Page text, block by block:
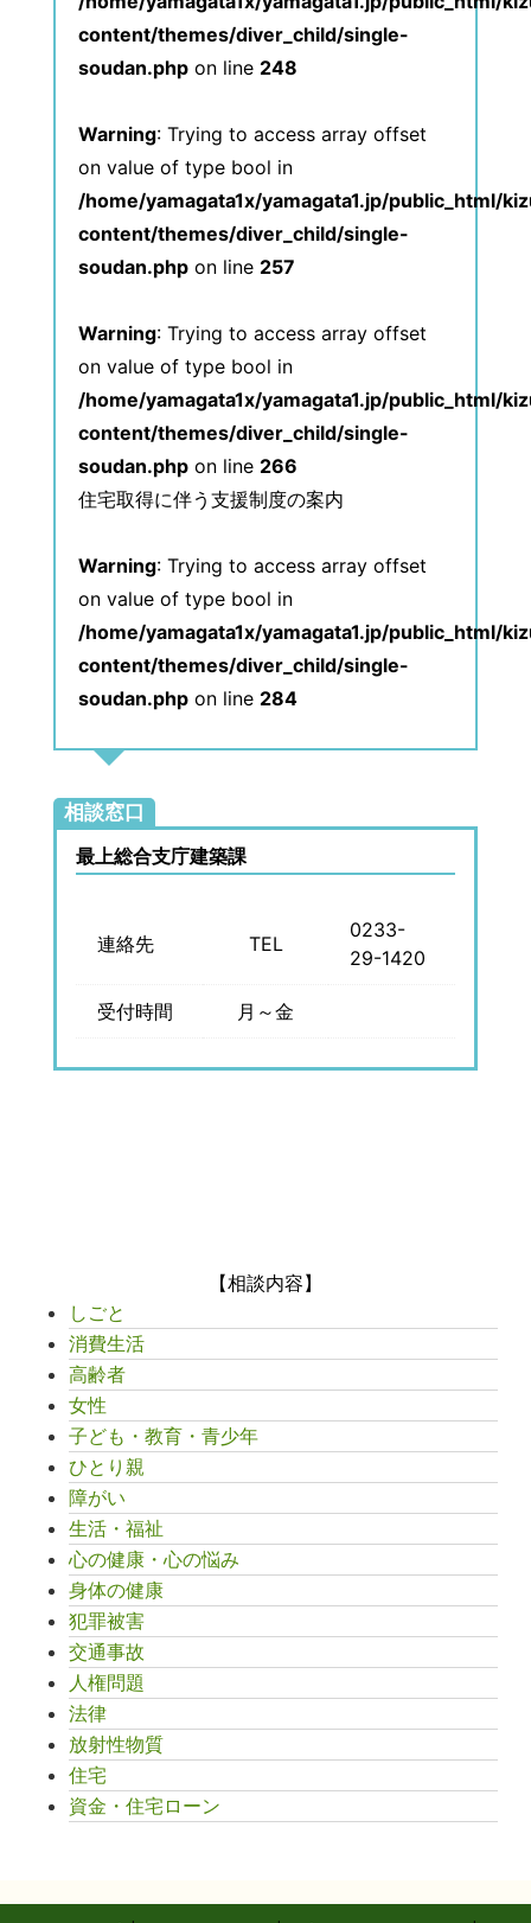
content/themes/diver_child/single-
soudan.php on line 248
Warning: Trying to access array offset
on value of type bool in
/home/yamagata1x/yamagata1.jp/public_html/
content/themes/diver_child/single-
soudan.php on line 257
Warning: Trying to access array offset
on value of type bool in
/home/yamagata1x/yamagata1.jp/public_html/
content/themes/diver_child/single-
soudan.php on line 266
住宅取得に伴う支援制度の案内
Warning: Trying to access array offset
on value of type bool in
/home/yamagata1x/yamagata1.jp/public_html/
content/themes/diver_child/single-
soudan.php on line 284
相談窓口
最上総合支庁建築課
連絡先 TEL
0233-
29-1420
受付時間 月～金
【相談内容】
しごと
消費生活
高齢者
女性
子ども・教育・青少年
ひとり親
障がい
生活・福祉
心の健康・心の悩み
身体の健康
犯罪被害
交通事故
人権問題
法律
放射性物質
住宅
資金・住宅ローン